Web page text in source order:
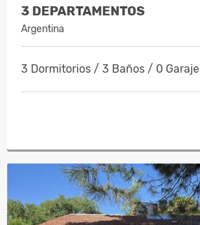
3 DEPARTAMENTOS
Argentina
3 Dormitorios / 3 Baños / 0 Garaje